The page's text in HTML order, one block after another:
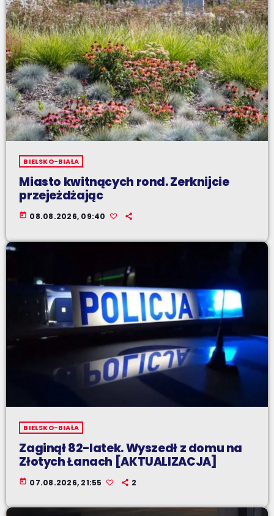
BIELSKO-BIAŁA
Miasto kwitnących rond. Zerknijcie
przejeżdżając
today 08.08.2026, 09:40
BIELSKO-BIAŁA
Zaginął 82-latek. Wyszedł z domu na
Złotych Łanach [AKTUALIZACJA]
today 07.08.2026, 21:55 2